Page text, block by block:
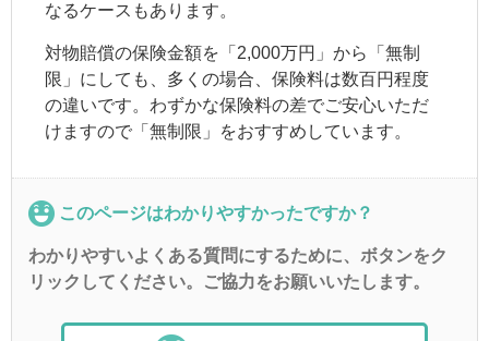
なるケースもあります。
対物賠償の保険金額を「2,000万円」から「無制
限」にしても、多くの場合、保険料は数百円程度
の違いです。わずかな保険料の差でご安心いただ
けますので「無制限」をおすすめしています。
このページはわかりやすかったですか？
わかりやすいよくある質問にするために、ボタンをク
リックしてください。ご協力をお願いいたします。